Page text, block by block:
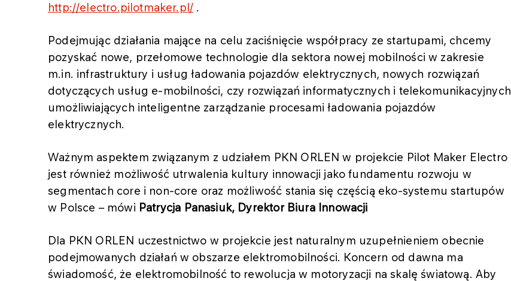
http://electro.pilotmaker.pl/ .
Podejmując działania mające na celu zaciśnięcie współpracy ze startupami, chcemy
pozyskać nowe, przełomowe technologie dla sektora nowej mobilności w zakresie
m.in. infrastruktury i usług ładowania pojazdów elektrycznych, nowych rozwiązań
dotyczących usług e-mobilności, czy rozwiązań informatycznych i telekomunikacyjnych
umożliwiających inteligentne zarządzanie procesami ładowania pojazdów
elektrycznych.
Ważnym aspektem związanym z udziałem PKN ORLEN w projekcie Pilot Maker Electro
jest również możliwość utrwalenia kultury innowacji jako fundamentu rozwoju w
segmentach core i non-core oraz możliwość stania się częścią eko-systemu startupów
w Polsce – mówi Patrycja Panasiuk, Dyrektor Biura Innowacji
Dla PKN ORLEN uczestnictwo w projekcie jest naturalnym uzupełnieniem obecnie
podejmowanych działań w obszarze elektromobilności. Koncern od dawna ma
świadomość, że elektromobilność to rewolucja w motoryzacji na skalę światową. Aby